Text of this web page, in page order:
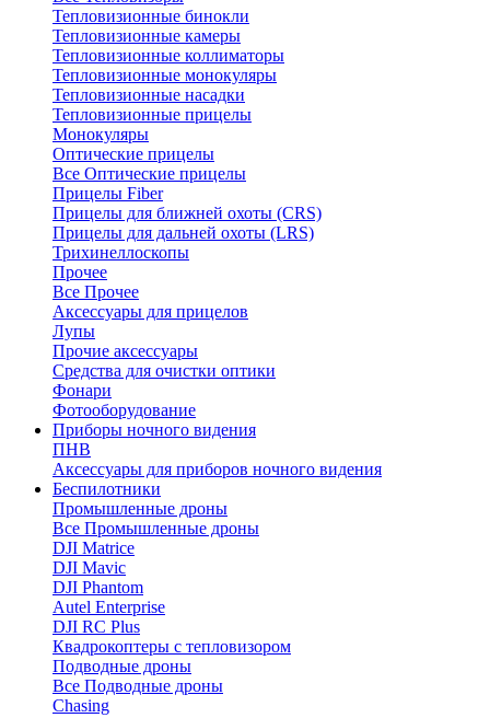
Тепловизионные бинокли
Тепловизионные камеры
Тепловизионные коллиматоры
Тепловизионные монокуляры
Тепловизионные насадки
Тепловизионные прицелы
Монокуляры
Оптические прицелы
Все Оптические прицелы
Прицелы Fiber
Прицелы для ближней охоты (CRS)
Прицелы для дальней охоты (LRS)
Трихинеллоскопы
Прочее
Все Прочее
Аксессуары для прицелов
Лупы
Прочие аксессуары
Средства для очистки оптики
Фонари
Фотооборудование
Приборы ночного видения
ПНВ
Аксессуары для приборов ночного видения
Беспилотники
Промышленные дроны
Все Промышленные дроны
DJI Matrice
DJI Mavic
DJI Phantom
Autel Enterprise
DJI RC Plus
Квадрокоптеры с тепловизором
Подводные дроны
Все Подводные дроны
Chasing